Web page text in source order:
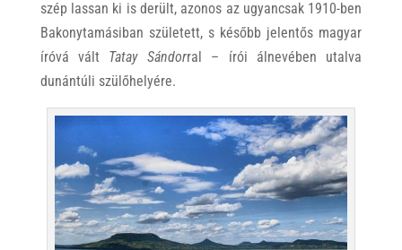
szép lassan ki is derült, azonos az ugyancsak 1910-ben
Bakonytamásiban született, s később jelentős magyar
íróvá vált Tatay Sándorral – írói álnevében utalva
dunántúli szülőhelyére.